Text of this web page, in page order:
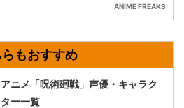
ANIME FREAKS
アニメ「呪術廻戦」声優・キャラク
ター一覧